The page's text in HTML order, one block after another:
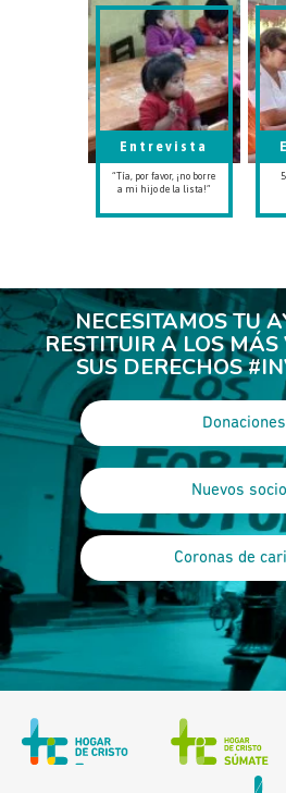
“Tía, por favor, ¡no borre
a mi hijo de la lista!”
Entrevista
NECESITAMOS TU
RESTITUIR A LOS
SUS DERECHOS
Donaciones
Nuevos
Coronas de